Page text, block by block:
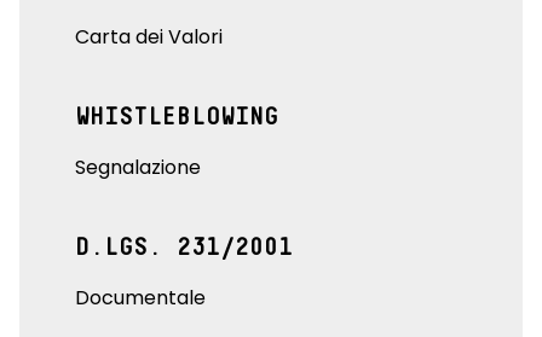
Carta dei Valori
WHISTLEBLOWING
Segnalazione
D.LGS. 231/2001
Documentale